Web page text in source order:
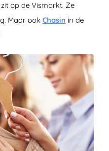
op de Vismarkt. Ze
Maar ook Chasin in de